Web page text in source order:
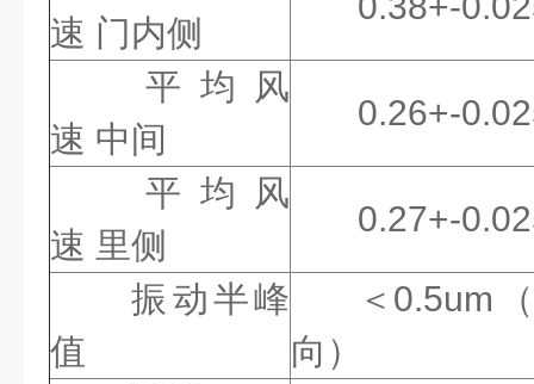
速 门内侧
平均风
速 中间
0.26+-
平均风
速 里侧
0.27+-
振动半峰
值
＜0.5um
向）